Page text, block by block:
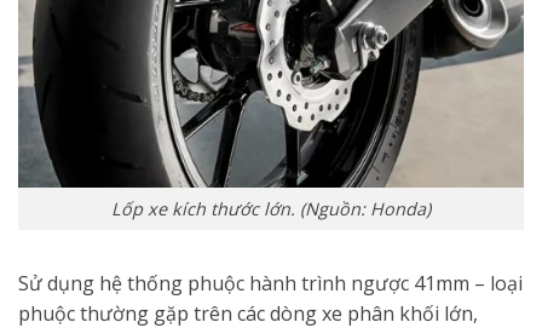
Lốp xe kích thước lớn. (Nguồn: Honda)
Sử dụng hệ thống phuộc hành trình ngược 41mm – loại
phuộc thường gặp trên các dòng xe phân khối lớn,